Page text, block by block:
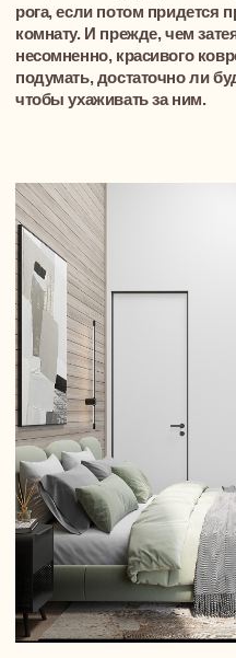
Каковы бы ни были современные
интерьерного дизайна, дом должен быть
комфорта и уюта. В нем должно быть
семьи, а не только нравиться
посетителям. Также нужно учитывать и
обитателей квартиры. Ведь
колючими кактусами – любимыми
могут доставить массу неудобств
маленьким любопытным детям.